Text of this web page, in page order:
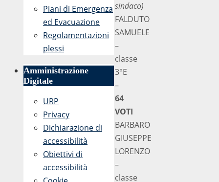
sindaco)
FALDUTO
SAMUELE
–
classe
3°E
–
64
VOTI
BARBARO
GIUSEPPE
LORENZO
–
classe
Piani di Emergenza
ed Evacuazione
Regolamentazioni
plessi
Amministrazione
Digitale
URP
Privacy
Dichiarazione di
accessibilità
Obiettivi di
accessibilità